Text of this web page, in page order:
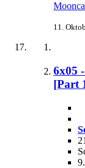
11.
6x05
[Part